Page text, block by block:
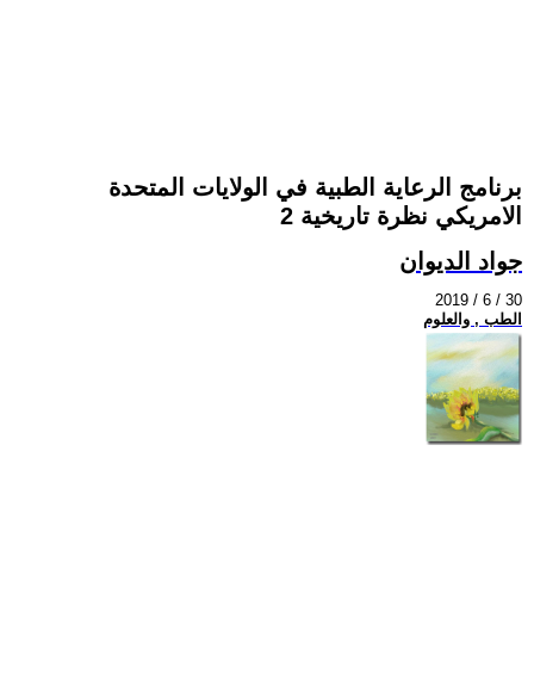
برنامج الرعاية الطبية في الولايات المتحدة
الامريكي نظرة تاريخية 2
جواد الديوان
2019 / 6 / 30
الطب , والعلوم